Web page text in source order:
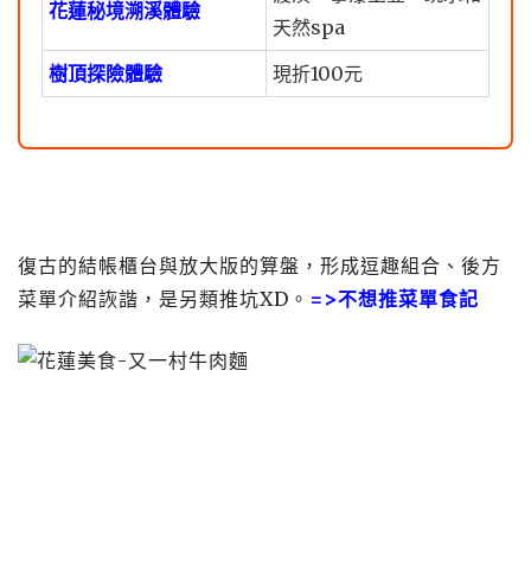
花蓮秘境溯溪體驗
天然spa
樹頂探險體驗
現折100元
復古的結帳櫃台與放大版的算盤，形成逗趣組合、後方
菜單介紹詼諧，是另類推坑XD。 =>不想推菜單食記